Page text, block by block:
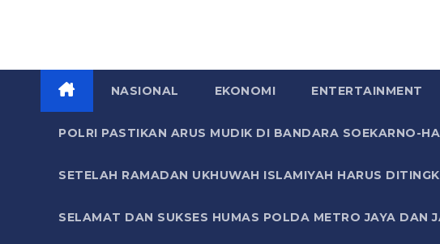
NASIONAL EKONOMI ENTERTAINMENT
POLRI PASTIKAN ARUS MUDIK DI BANDARA SOEKARNO-
SETELAH RAMADAN UKHUWAH ISLAMIYAH HARUS
SELAMAT DAN SUKSES HUMAS POLDA METRO JAYA DAN